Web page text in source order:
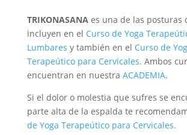
TRIKONASANAes una de las posturas
incluyen en el Curso de Yoga
Lumbares y también en el Curso de
Terapeútico para Cervicales. Ambos
encuentran en nuestra ACADEMIA.
Si el dolor o molestia que sufres se
parte alta de la espalda te
de Yoga Terapeútico para Cervicales.